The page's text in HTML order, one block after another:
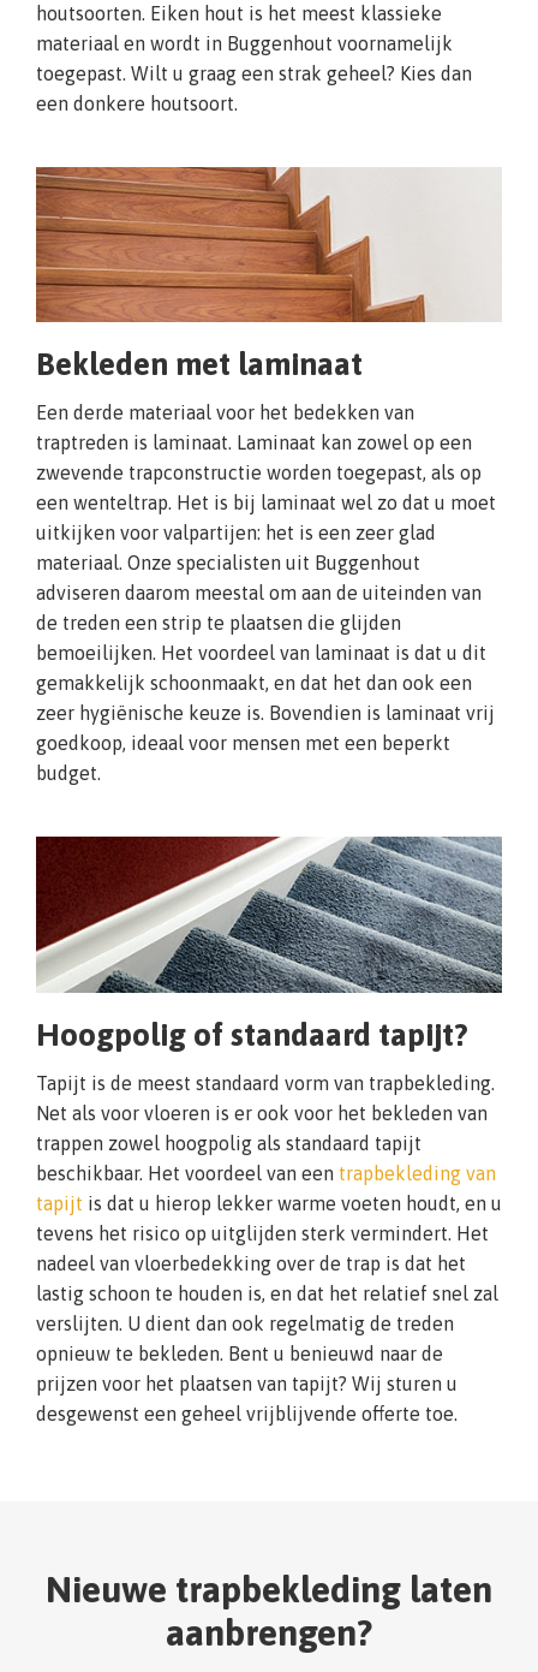
houtsoorten. Eiken hout is het meest klassieke
materiaal en wordt in Buggenhout voornamelijk
toegepast. Wilt u graag een strak geheel? Kies dan
een donkere houtsoort.
Bekleden met laminaat
Een derde materiaal voor het bedekken van
traptreden is laminaat. Laminaat kan zowel op een
zwevende trapconstructie worden toegepast, als op
een wenteltrap. Het is bij laminaat wel zo dat u moet
uitkijken voor valpartijen: het is een zeer glad
materiaal. Onze specialisten uit Buggenhout
adviseren daarom meestal om aan de uiteinden van
de treden een strip te plaatsen die glijden
bemoeilijken. Het voordeel van laminaat is dat u dit
gemakkelijk schoonmaakt, en dat het dan ook een
zeer hygiënische keuze is. Bovendien is laminaat vrij
goedkoop, ideaal voor mensen met een beperkt
budget.
Hoogpolig of standaard tapijt?
Tapijt is de meest standaard vorm van trapbekleding.
Net als voor vloeren is er ook voor het bekleden van
trappen zowel hoogpolig als standaard tapijt
beschikbaar. Het voordeel van een trapbekleding van
tapijt is dat u hierop lekker warme voeten houdt, en u
tevens het risico op uitglijden sterk vermindert. Het
nadeel van vloerbedekking over de trap is dat het
lastig schoon te houden is, en dat het relatief snel zal
verslijten. U dient dan ook regelmatig de treden
opnieuw te bekleden. Bent u benieuwd naar de
prijzen voor het plaatsen van tapijt? Wij sturen u
desgewenst een geheel vrijblijvende offerte toe.
Nieuwe trapbekleding laten
aanbrengen?